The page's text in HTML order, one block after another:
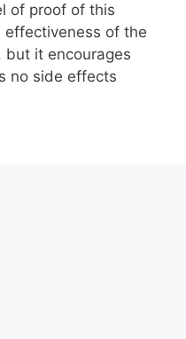
of proof of this
of the
it encourages
no side effects